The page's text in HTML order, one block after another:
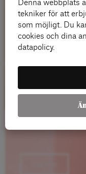
Denna webbplats
tekniker för att
som möjligt. Du
cookies och dina
datapolicy.